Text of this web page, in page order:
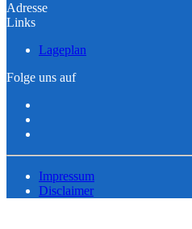
Adresse
Links
Lageplan
Folge uns auf
Impressum
Disclaimer